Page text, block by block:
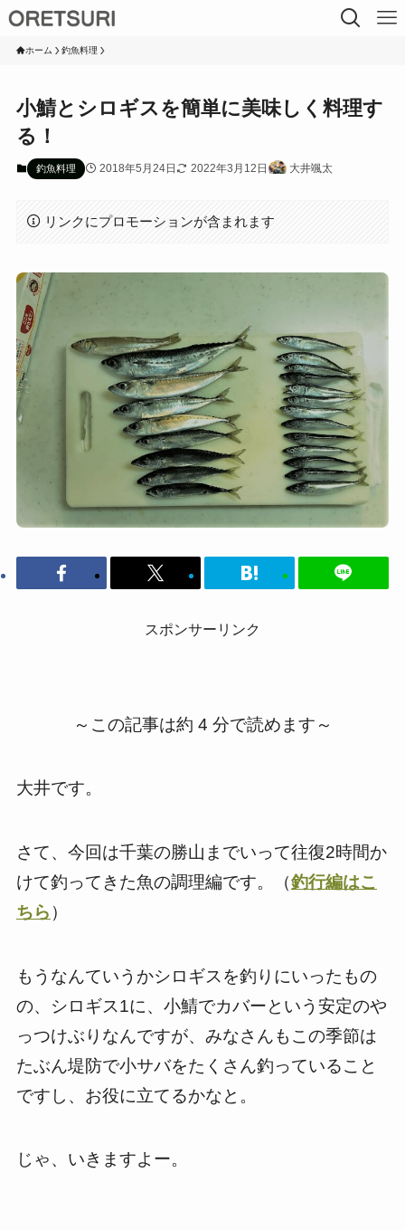
ホーム 釣魚料理
小鯖とシロギスを簡単に美味しく料理す
る！
釣魚料理 2018年5月24日 2022年3月12日 大井颯太
リンクにプロモーションが含まれます
スポンサーリンク
～この記事は約 4 分で読めます～
大井です。
さて、今回は千葉の勝山までいって往復2時間か
けて釣ってきた魚の調理編です。（釣行編はこ
ちら ）
もうなんていうかシロギスを釣りにいったもの
の、シロギス1に、小鯖でカバーという安定のや
っつけぶりなんですが、みなさんもこの季節は
たぶん堤防で小サバをたくさん釣っていること
ですし、お役に立てるかなと。
じゃ、いきますよー。